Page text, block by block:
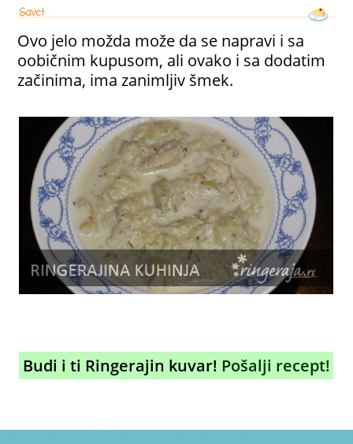
Ovo jelo možda može da se napravi i sa
oobičnim kupusom, ali ovako i sa dodatim
začinima, ima zanimljiv šmek.
Budi i ti Ringerajin kuvar! Pošalji recept!